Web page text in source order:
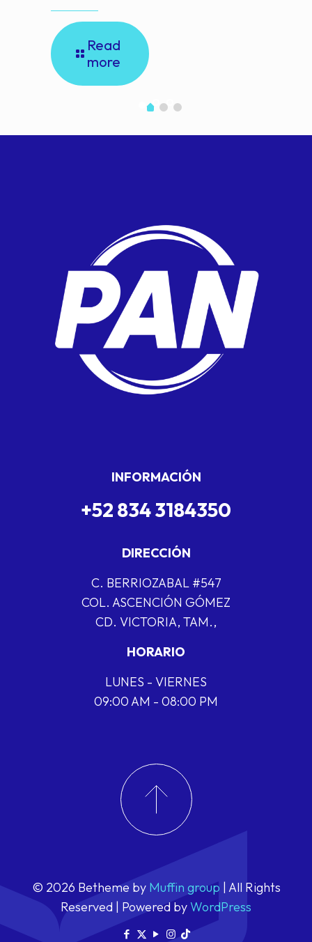
Read
more
INFORMACIÓN
+52 834 3184350
DIRECCIÓN
C. BERRIOZABAL #547
COL. ASCENCIÓN GÓMEZ
CD. VICTORIA, TAM.,
HORARIO
LUNES - VIERNES
09:00 AM - 08:00 PM
© 2026 Betheme by Muffin group | All Rights
Reserved | Powered byWordPress